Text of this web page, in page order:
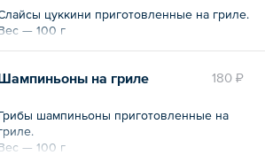
цуккини приготовленные на гриле.
— 100 г
180 ₽
на гриле
шампиньоны приготовленные на
— 100 г